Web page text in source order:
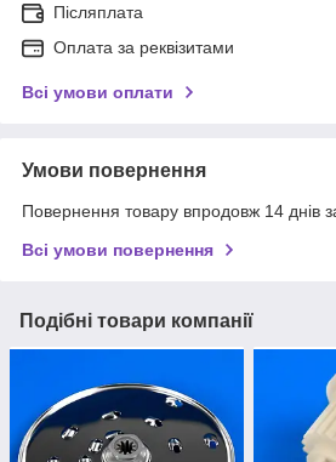
Післяплата
Оплата за реквізитами
Всі умови оплати
Умови повернення
Повернення товару впродовж 14 днів
Всі умови повернення
Подібні товари компанії